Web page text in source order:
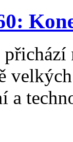
a